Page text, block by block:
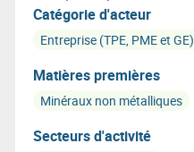
Catégorie d'acteur
Entreprise (TPE, PME et GE)
Matières premières
Minéraux non métalliques
Secteurs d'activité